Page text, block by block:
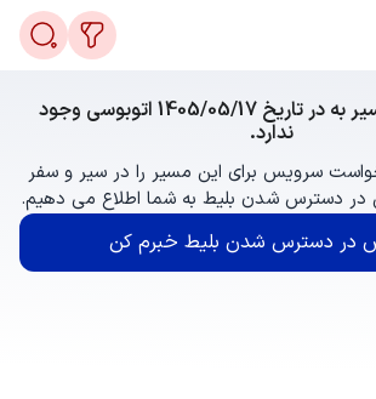
متاسفانه برای مسیر به در تاریخ 1405/05/17 اتوبوسی وجود
ندارد.
سرویس برای این مسیر را در سیر و سفر
دسترس شدن بلیط به شما اطلاع می دهیم.
در دسترس شدن بلیط خبرم کن